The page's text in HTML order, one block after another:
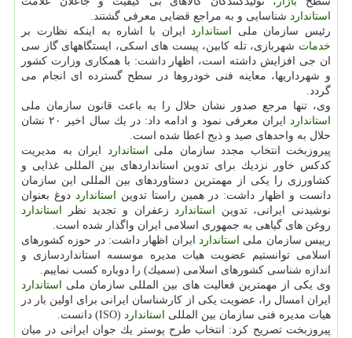
استاندارد شناسایی و به مراجع قضایی معرفی گشتند.
رئیس سازمان ملی
استانداردایران با اشاره به اینكه نظارت بر
خدمات شهربازی، تله كابین، پیست های اسكی، ایستگاههای گاز سی
ان جی افزایش داشته است، اظهار داشت: با همكاری وزارت كشور
و شهرداریها، معاینه فنی خودروها در سطح گسترده ای انجام می
گردد.
وی، تنها مرجع صدور نشان حلال را به باعث قانون سازمان ملی
استاندارد
ایران معرفی نمود و ادامه داد: در یك سال اخیر ۲۰ نشان
حلال به واحدهای صید و ذبح اعطا شده است.
پیروزبخت انتخاب مجدد سازمان ملی
استاندارد ایران به مدیریت
كدكس خاور نزدیك برای تدوین استانداردهای بین المللی غذایی و
كشاورزی را یكی از مهمترین دستاوردهای بین المللی این سازمان
دانست و اظهار داشت: در همین راستا تدوین
استاندارد دوغ بعنوان
نوشیدنی ایرانی، تدوین
استانداردزعفران و تجدید نظر
استاندارد
روغن های گیاهی به جمهوری اسلامی ایران واگذار شده است.
رییس سازمان ملی
استاندارد ایران اظهار داشت: در حوزه كشورهای
اسلامی توانستیم عضویت هیات مدیره موسسه استانداردسازی و
اندازه شناسی كشورهای اسلامی (سمیك) را دوباره كسب نماییم.
وی یكی از مهمترین فعالیت های بین المللی سازمان ملی
استاندارد
ایران امسال را، عضویت یكی از كارشناسان ایرانی برای اولین بار در
هیات مدیره فنی سازمان بین المللی
استاندارد (ISO) دانست.
پیروزبخت تصریح كرد: انتخاب طرح پوستر یك جوان ایرانی در میان